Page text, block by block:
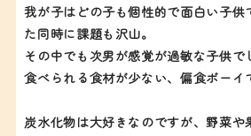
我が子はどの子も個性的で面白い子供
た同時に課題も沢山。
その中でも次男が感覚が過敏な子供で
食べられる食材が少ない、偏食ボーイ
炭水化物は大好きなのですが、野菜や